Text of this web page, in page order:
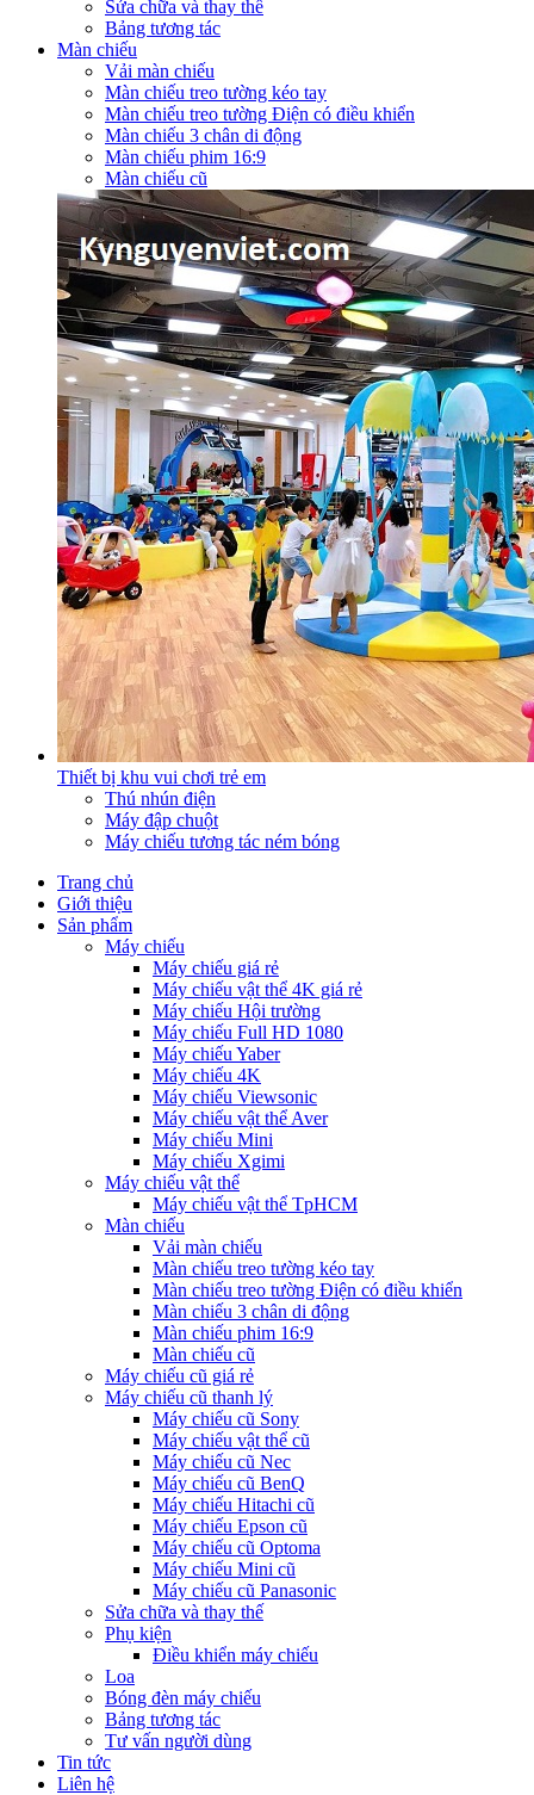
Sửa chữa và thay thế
Bảng tương tác
Màn chiếu
Vải màn chiếu
Màn chiếu treo tường kéo tay
Màn chiếu treo tường Điện có điều khiển
Màn chiếu 3 chân di động
Màn chiếu phim 16:9
Màn chiếu cũ
Thiết bị khu vui chơi trẻ em
Thú nhún điện
Máy đập chuột
Máy chiếu tương tác ném bóng
Trang chủ
Giới thiệu
Sản phẩm
Máy chiếu
Máy chiếu giá rẻ
Máy chiếu vật thể 4K giá rẻ
Máy chiếu Hội trường
Máy chiếu Full HD 1080
Máy chiếu Yaber
Máy chiếu 4K
Máy chiếu Viewsonic
Máy chiếu vật thể Aver
Máy chiếu Mini
Máy chiếu Xgimi
Máy chiếu vật thể
Máy chiếu vật thể TpHCM
Màn chiếu
Vải màn chiếu
Màn chiếu treo tường kéo tay
Màn chiếu treo tường Điện có điều khiển
Màn chiếu 3 chân di động
Màn chiếu phim 16:9
Màn chiếu cũ
Máy chiếu cũ giá rẻ
Máy chiếu cũ thanh lý
Máy chiếu cũ Sony
Máy chiếu vật thể cũ
Máy chiếu cũ Nec
Máy chiếu cũ BenQ
Máy chiếu Hitachi cũ
Máy chiếu Epson cũ
Máy chiếu cũ Optoma
Máy chiếu Mini cũ
Máy chiếu cũ Panasonic
Sửa chữa và thay thế
Phụ kiện
Điều khiển máy chiếu
Loa
Bóng đèn máy chiếu
Bảng tương tác
Tư vấn người dùng
Tin tức
Liên hệ